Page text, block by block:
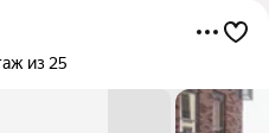
из 25